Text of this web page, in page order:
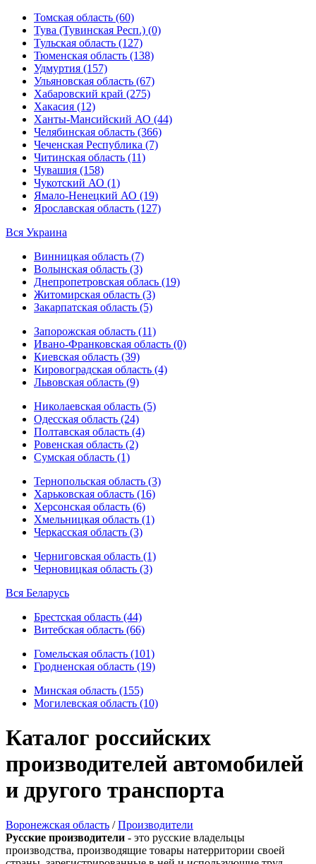
Томская область (60)
Тува (Тувинская Респ.) (0)
Тульская область (127)
Тюменская область (138)
Удмуртия (157)
Ульяновская область (67)
Хабаровский край (275)
Хакасия (12)
Ханты-Мансийский АО (44)
Челябинская область (366)
Чеченская Республика (7)
Читинская область (11)
Чувашия (158)
Чукотский АО (1)
Ямало-Ненецкий АО (19)
Ярославская область (127)
Вся Украина
Винницкая область (7)
Волынская область (3)
Днепропетровская облась (19)
Житомирская область (3)
Закарпатская область (5)
Запорожская область (11)
Ивано-Франковская область (0)
Киевская область (39)
Кировоградская область (4)
Львовская область (9)
Николаевская область (5)
Одесская область (24)
Полтавская область (4)
Ровенская область (2)
Сумская область (1)
Тернопольская область (3)
Харьковская область (16)
Херсонская область (6)
Хмельницкая область (1)
Черкасская область (3)
Черниговская область (1)
Черновицкая область (3)
Вся Беларусь
Брестская область (44)
Витебская область (66)
Гомельская область (101)
Гродненская область (19)
Минская область (155)
Могилевская область (10)
Каталог российских
производителей автомобилей
и другого транспорта
Воронежская область /Производители
Русские производители - это русские владельцы
производства, производящие товары натерритории своей